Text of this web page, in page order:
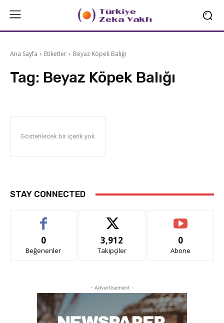
Ana Sayfa Etiketler Beyaz Köpek Balığı
Tag: Beyaz Köpek Balığı
Gösterilecek bir içerik yok
STAY CONNECTED
0
Beğenenler
3,912
Takipçiler
0
Abone
- Advertisement -